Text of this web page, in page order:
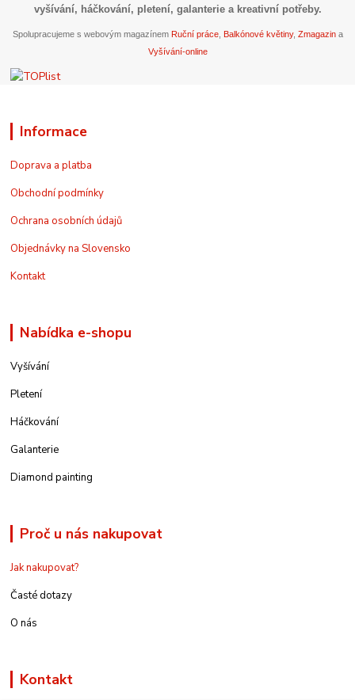
vyšívání, háčkování, pletení, galanterie a kreativní potřeby.
Spolupracujeme s webovým magazínem Ruční práce, Balkónové květiny, Zmagazina
Vyšívání-online
Informace
Doprava a platba
Obchodní podmínky
Ochrana osobních údajů
Objednávky na Slovensko
Kontakt
Nabídka e-shopu
Vyšívání
Pletení
Háčkování
Galanterie
Diamond painting
Proč u nás nakupovat
Jak nakupovat?
Časté dotazy
O nás
Kontakt